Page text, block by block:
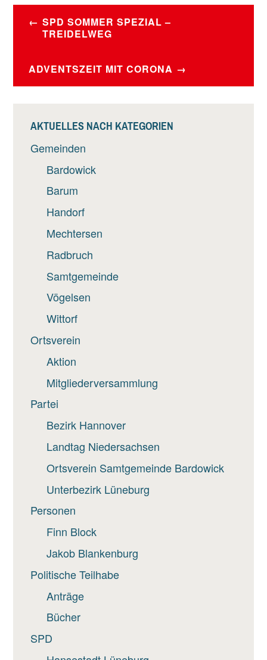
BEITRAGSNAVIGATION
SPD SOMMER SPEZIAL –
TREIDELWEG
ADVENTSZEIT MIT CORONA
AKTUELLES NACH KATEGORIEN
Gemeinden
Bardowick
Barum
Handorf
Mechtersen
Radbruch
Samtgemeinde
Vögelsen
Wittorf
Ortsverein
Aktion
Mitgliederversammlung
Partei
Bezirk Hannover
Landtag Niedersachsen
Ortsverein Samtgemeinde Bardowick
Unterbezirk Lüneburg
Personen
Finn Block
Jakob Blankenburg
Politische Teilhabe
Anträge
Bücher
SPD